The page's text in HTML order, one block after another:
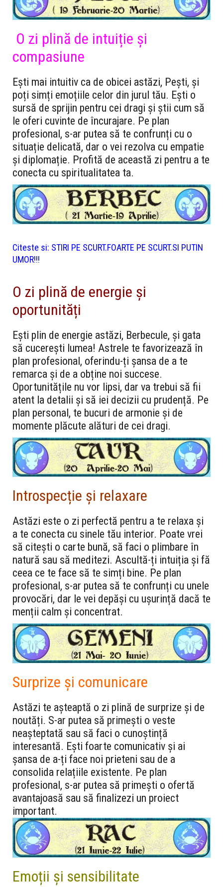
O zi plină de intuiție și
compasiune
Ești mai intuitiv ca de obicei astăzi, Pești, și
poți simți emoțiile celor din jurul tău. Ești o
sursă de sprijin pentru cei dragi și știi cum să
le oferi cuvinte de încurajare. Pe plan
profesional, s-ar putea să te confrunți cu o
situație delicată, dar o vei rezolva cu empatie
și diplomație. Profită de această zi pentru a te
conecta cu spiritualitatea ta.
Citeste si: STIRI PE SCURT.FOARTE PE SCURT.SI PUTIN
UMOR!!!
O zi plină de energie și
oportunități
Ești plin de energie astăzi, Berbecule, și gata
să cucerești lumea! Astrele te favorizează în
plan profesional, oferindu-ți șansa de a te
remarca și de a obține noi succese.
Oportunitățile nu vor lipsi, dar va trebui să fii
atent la detalii și să iei decizii cu prudență. Pe
plan personal, te bucuri de armonie și de
momente plăcute alături de cei dragi.
Introspecție și relaxare
Astăzi este o zi perfectă pentru a te relaxa și
a te conecta cu sinele tău interior. Poate vrei
să citești o carte bună, să faci o plimbare în
natură sau să meditezi. Ascultă-ți intuiția și fă
ceea ce te face să te simți bine. Pe plan
profesional, s-ar putea să te confrunți cu unele
provocări, dar le vei depăși cu ușurință dacă te
menții calm și concentrat.
Surprize și comunicare
Astăzi te așteaptă o zi plină de surprize și de
noutăți. S-ar putea să primești o veste
neașteptată sau să faci o cunoștință
interesantă. Ești foarte comunicativ și ai
șansa de a-ți face noi prieteni sau de a
consolida relațiile existente. Pe plan
profesional, s-ar putea să primești o ofertă
avantajoasă sau să finalizezi un proiect
important.
Emoții și sensibilitate